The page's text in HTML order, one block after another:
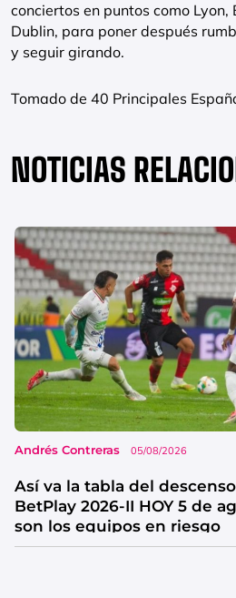
conciertos en puntos como
Dublin, para poner después
y seguir girando.
Tomado de 40 Principales
NOTICIAS
Andrés Contreras 05/08/2026
Así va la tabla del
BetPlay 2026-II HOY 5 de
son los equipos en riesgo